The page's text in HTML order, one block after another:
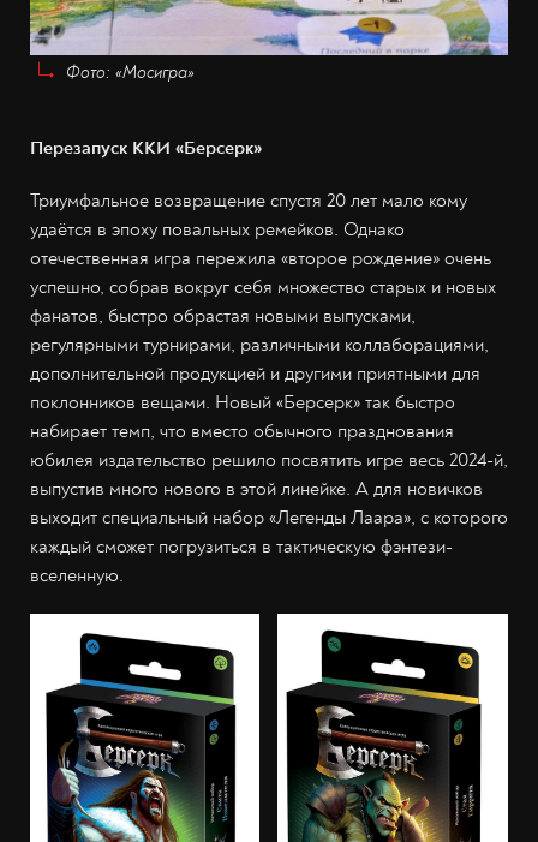
Фото: «Мосигра»
Перезапуск ККИ «Берсерк»
Триумфальное возвращение спустя 20 лет мало кому
удаётся в эпоху повальных ремейков. Однако
отечественная игра пережила «второе рождение» очень
успешно, собрав вокруг себя множество старых и новых
фанатов, быстро обрастая новыми выпусками,
регулярными турнирами, различными коллаборациями,
дополнительной продукцией и другими приятными для
поклонников вещами. Новый «Берсерк» так быстро
набирает темп, что вместо обычного празднования
юбилея издательство решило посвятить игре весь 2024-й,
выпустив много нового в этой линейке. А для новичков
выходит специальный набор «Легенды Лаара», с которого
каждый сможет погрузиться в тактическую фэнтези-
вселенную.